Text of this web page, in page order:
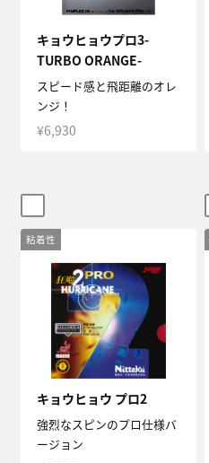
キョウヒョウプロ3-
TURBO ORANGE-
スピード感と飛距離のオレ
ンジ！
¥6,930
粘着性
キョウヒョウ プロ2
強烈なスピンのプロ仕様バ
ージョン